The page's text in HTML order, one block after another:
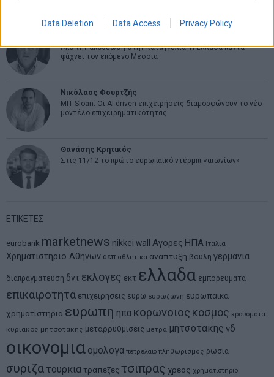
Data Deletion Data Access Privacy Policy
Από την αποθέωση στην καταγγελία: Η Ελλάδα πάντα
ψάχνει τον επόμενο Μεσσία
Νικόλαος Φουρτζής
MIT Sloan: Οι AI-driven επιχειρήσεις διαμορφώνουν το νέο
μοντέλο επιχειρηματικότητας
Θανάσης Κρητικός
Στις 11/12 το πρώτο ευρωπαϊκό ντέρμπι «αιωνίων»
ΕΤΙΚΕΤΕΣ
eurobank marketnews nikkei wall Αγορες ΗΠΑ Ιταλια
Χρηματιστηριο Αθηνων αεπ αθλητικα αναπτυξη βουλη γερμανια
διαπραγματευση δντ εκλογες εκτ ελλαδα εμπορευματα
επικαιροτητα επιχειρησεις ευρω ευρωζωνη ευρωπαικα
χρηματιστηρια ευρωπη ηπα κορωνοιος κοσμος κρουσματα
κυριακος μητσοτακης μεταρρυθμισεις μετρα μητσοτακης νδ
οικονομια ομολογα πετρελαιο πληθωρισμος ρωσια
συριζα τουρκια τραπεζες τσιπρας χρεος χρηματιστηριο